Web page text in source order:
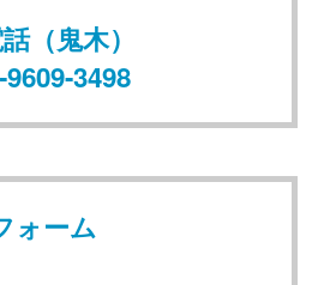
（鬼木）
3498
ォーム